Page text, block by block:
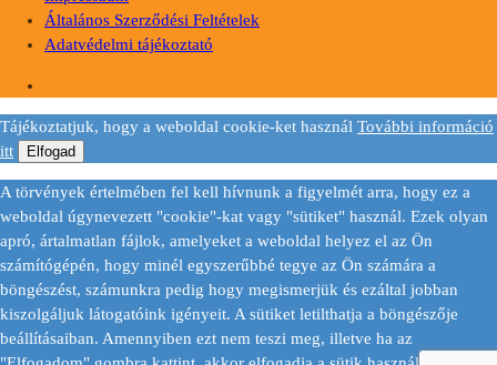
Általános Szerződési Feltételek
Adatvédelmi tájékoztató
Tájékoztatjuk, hogy a weboldal cookie-ket használ További információ
itt
Elfogad
A törvények értelmében fel kell hívnunk a figyelmét arra, hogy ez a
weboldal úgynevezett "cookie"-kat vagy "sütiket" használ. Ezek olyan
apró, ártalmatlan fájlok, amelyeket a weboldal helyez el az Ön
számítógépén, hogy minél egyszerűbbé tegye az Ön számára a
böngészést, számunkra pedig hogy megismerjük és ezáltal jobban
kiszolgáljuk látogatóink igényeit. A sütiket letilthatja a böngészője
beállításaiban. Amennyiben ezt nem teszi meg, illetve ha az